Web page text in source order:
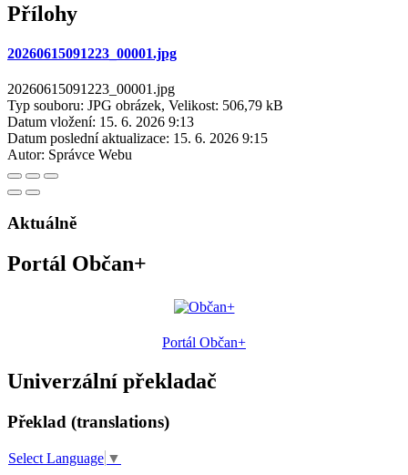
Přílohy
20260615091223_00001.jpg
20260615091223_00001.jpg
Typ souboru: JPG obrázek, Velikost: 506,79 kB
Datum vložení: 15. 6. 2026 9:13
Datum poslední aktualizace: 15. 6. 2026 9:15
Autor: Správce Webu
Aktuálně
Portál Občan+
Portál Občan+
Univerzální překladač
Překlad (translations)
Select Language ▼